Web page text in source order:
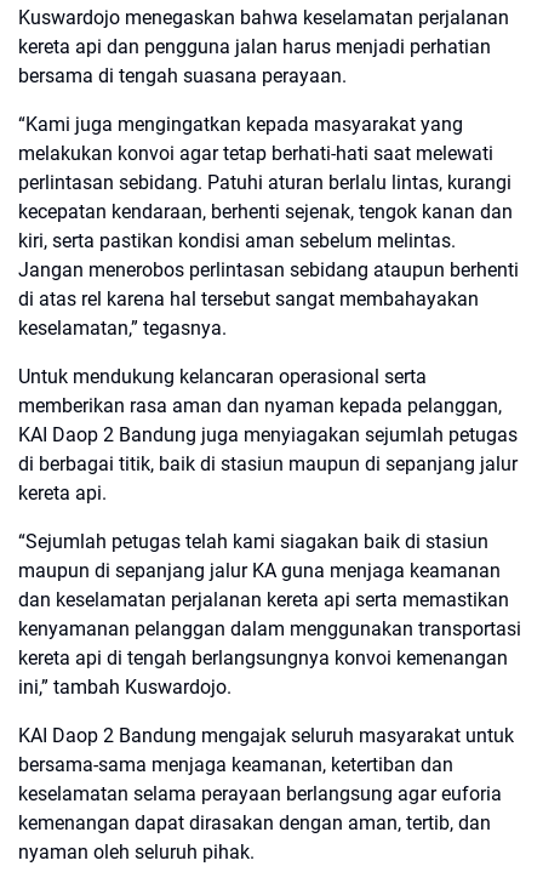
Kuswardojo menegaskan bahwa keselamatan perjalanan
kereta api dan pengguna jalan harus menjadi perhatian
bersama di tengah suasana perayaan.
“Kami juga mengingatkan kepada masyarakat yang
melakukan konvoi agar tetap berhati-hati saat melewati
perlintasan sebidang. Patuhi aturan berlalu lintas, kurangi
kecepatan kendaraan, berhenti sejenak, tengok kanan dan
kiri, serta pastikan kondisi aman sebelum melintas.
Jangan menerobos perlintasan sebidang ataupun berhenti
di atas rel karena hal tersebut sangat membahayakan
keselamatan,” tegasnya.
Untuk mendukung kelancaran operasional serta
memberikan rasa aman dan nyaman kepada pelanggan,
KAI Daop 2 Bandung juga menyiagakan sejumlah petugas
di berbagai titik, baik di stasiun maupun di sepanjang jalur
kereta api.
“Sejumlah petugas telah kami siagakan baik di stasiun
maupun di sepanjang jalur KA guna menjaga keamanan
dan keselamatan perjalanan kereta api serta memastikan
kenyamanan pelanggan dalam menggunakan transportasi
kereta api di tengah berlangsungnya konvoi kemenangan
ini,” tambah Kuswardojo.
KAI Daop 2 Bandung mengajak seluruh masyarakat untuk
bersama-sama menjaga keamanan, ketertiban dan
keselamatan selama perayaan berlangsung agar euforia
kemenangan dapat dirasakan dengan aman, tertib, dan
nyaman oleh seluruh pihak.